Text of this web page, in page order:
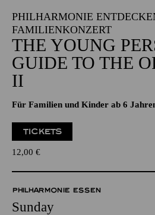
PHILHARMONIE
FAMILIENKONZERT
THE YOUNG
GUIDE TO THE
II
Für Familien und Kinder ab 6
TICKETS
12,00 €
PHILHARMONIE ESSEN
Sunday